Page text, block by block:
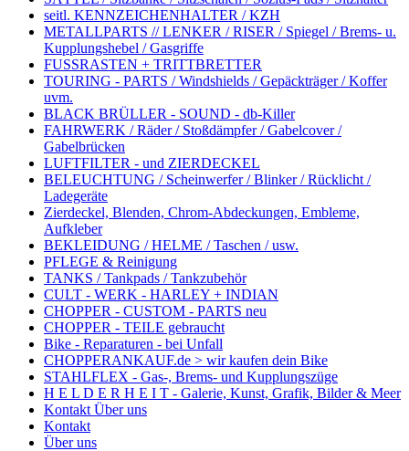
seitl. KENNZEICHENHALTER / KZH
METALLPARTS // LENKER / RISER / Spiegel / Brems- u.
Kupplungshebel / Gasgriffe
FUSSRASTEN + TRITTBRETTER
TOURING - PARTS / Windshields / Gepäckträger / Koffer
uvm.
BLACK BRÜLLER - SOUND - db-Killer
FAHRWERK / Räder / Stoßdämpfer / Gabelcover /
Gabelbrücken
LUFTFILTER - und ZIERDECKEL
BELEUCHTUNG / Scheinwerfer / Blinker / Rücklicht /
Ladegeräte
Zierdeckel, Blenden, Chrom-Abdeckungen, Embleme,
Aufkleber
BEKLEIDUNG / HELME / Taschen / usw.
PFLEGE & Reinigung
TANKS / Tankpads / Tankzubehör
CULT - WERK - HARLEY + INDIAN
CHOPPER - CUSTOM - PARTS neu
CHOPPER - TEILE gebraucht
Bike - Reparaturen - bei Unfall
CHOPPERANKAUF.de > wir kaufen dein Bike
STAHLFLEX - Gas-, Brems- und Kupplungszüge
H E L D E R H E I T - Galerie, Kunst, Grafik, Bilder & Meer
Kontakt Über uns
Kontakt
Über uns